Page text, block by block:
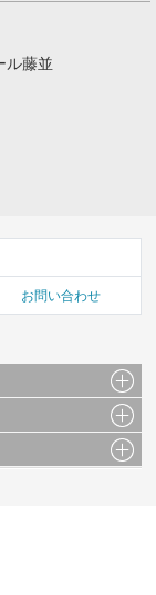
ル藤並
お問い合わせ
ータ等）及びこれらの配
を行うことは固く禁じて
れた見解・感想です。
さい。
ツや広告の表示、ソー